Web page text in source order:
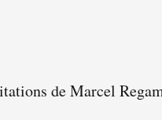
de Marcel